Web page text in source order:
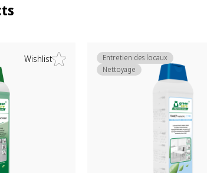
Wishlist
Entretien des locaux
Nettoyage